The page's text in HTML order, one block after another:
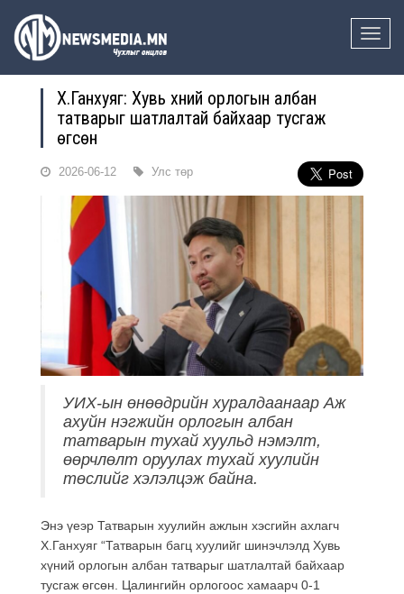
Toggle
Х.Ганхуяг: Хувь хүний орлогын албан
татварыг шатлалтай байхаар тусгаж
өгсөн
2026-06-12 Улс төр
УИХ-ын өнөөдрийн хуралдаанаар Аж
ахуйн нэгжийн орлогын албан
татварын тухай хуульд нэмэлт,
өөрчлөлт оруулах тухай хуулийн
төслийг хэлэлцэж байна.
Энэ үеэр Татварын хуулийн ажлын хэсгийн ахлагч
Х.Ганхуяг “Татварын багц хуулийг шинэчлэлд Хувь
хүний орлогын албан татварыг шатлалтай байхаар
тусгаж өгсөн. Цалингийн орлогоос хамаарч 0-1